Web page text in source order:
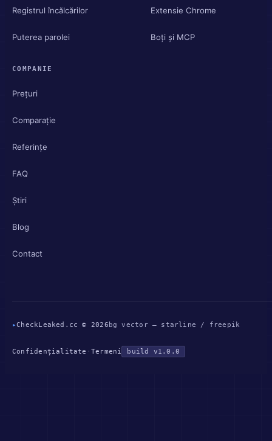
Registrul încălcărilor
Puterea parolei
Extensie Chrome
Boți și MCP
COMPANIE
Prețuri
Comparație
Referințe
FAQ
Știri
Blog
Contact
▸CheckLeaked.cc © 2026 bg vector — starline / freepik
Confidențialitate · Termeni build v1.0.0